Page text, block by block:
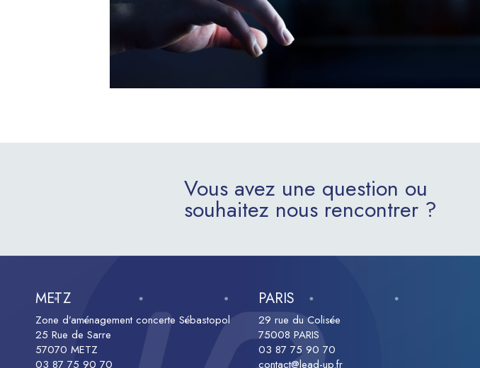
Vous avez une question ou
souhaitez nous rencontrer ?
METZ
Zone d’aménagement concerte Sébastopol
25 Rue de Sarre
57070 METZ
03 87 75 90 70
PARIS
29 rue du Colisée
75008 PARIS
03 87 75 90 70
contact@lead-up.fr